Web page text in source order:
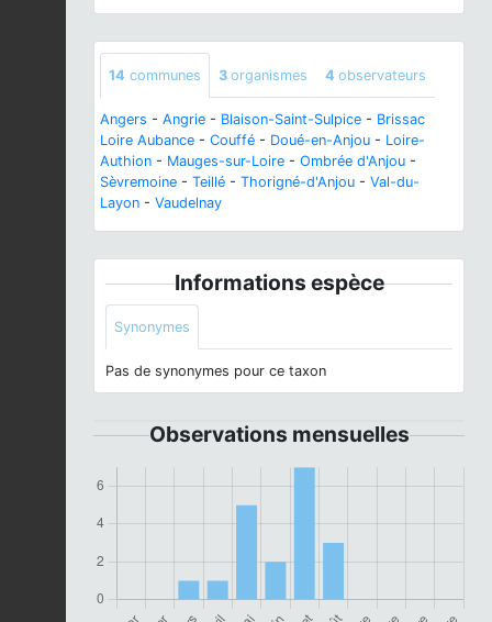
14 communes 3 organismes 4 observateurs
Angers - Angrie - Blaison-Saint-Sulpice - Brissac
Loire Aubance - Couffé - Doué-en-Anjou - Loire-
Authion - Mauges-sur-Loire - Ombrée d'Anjou -
Sèvremoine - Teillé - Thorigné-d'Anjou - Val-du-
Layon - Vaudelnay
Informations espèce
Synonymes
Pas de synonymes pour ce taxon
Observations mensuelles